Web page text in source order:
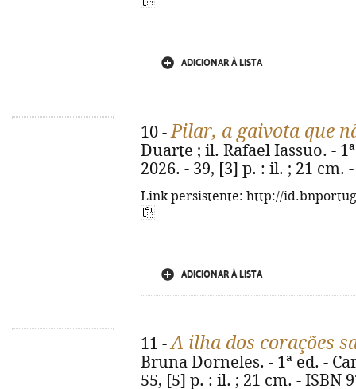
ADICIONAR À LISTA
10 -Pilar, a gaivota que
Duarte ; il. Rafael Iassuo. -
2026. - 39, [3] p. : il. ; 21 cm.
Link persistente: http://
ADICIONAR À LISTA
11 -A ilha dos corações
Bruna Dorneles. - 1ª ed. -
55, [5] p. : il. ; 21 cm. - ISBN